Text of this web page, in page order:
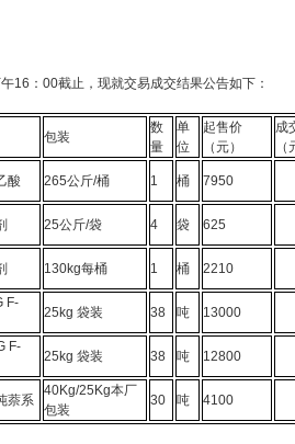
16：00截止，现就交易成交结果公告如下：
包装
数
量
单
位
起售价
（元）
成
（
酸 265公斤/桶 1 桶 7950
25公斤/袋 4 袋 625
130kg每桶 1 桶 2210
F-
25kg 袋装 38 吨 13000
F-
25kg 袋装 38 吨 12800
萘系
40Kg/25Kg本厂
包装
30 吨 4100